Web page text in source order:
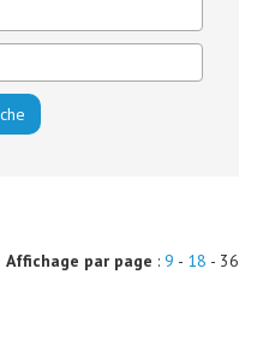
Affichage par page : 9 - 18 - 36